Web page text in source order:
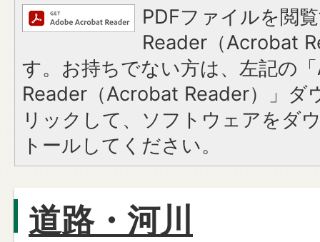
PDFファイルを閲
Reader（Acrobat
す。お持ちでない方は、左記の
Reader（Acrobat Reader）」ダ
リックして、ソフトウェアをダ
トールしてください。
道路・河川